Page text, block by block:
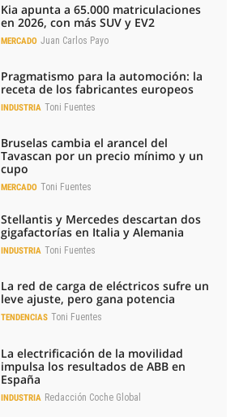
Kia apunta a 65.000 matriculaciones
en 2026, con más SUV y EV2
MERCADO Juan Carlos Payo
Pragmatismo para la automoción: la
receta de los fabricantes europeos
INDUSTRIA Toni Fuentes
Bruselas cambia el arancel del
Tavascan por un precio mínimo y un
cupo
MERCADO Toni Fuentes
Stellantis y Mercedes descartan dos
gigafactorías en Italia y Alemania
INDUSTRIA Toni Fuentes
La red de carga de eléctricos sufre un
leve ajuste, pero gana potencia
TENDENCIAS Toni Fuentes
La electrificación de la movilidad
impulsa los resultados de ABB en
España
INDUSTRIA Redacción Coche Global